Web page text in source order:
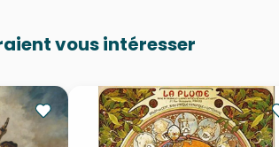
vous intéresser